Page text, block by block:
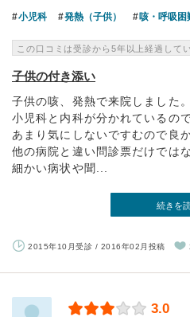
小児科 発熱（子供） 咳・呼吸困
この口コミは受診から5年以上経過して
子供の付き添い
子供の咳、発熱で来院しました。
小児科と内科が分かれているの
あまり気にしないですむので良
他の病院と違い問診票だけでは
細かい病状や聞...
続きを
2015年10月受診 / 2016年02月投稿
3.0